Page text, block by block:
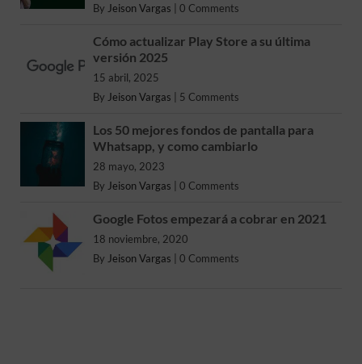
By Jeison Vargas | 0 Comments
Cómo actualizar Play Store a su última
versión 2025
15 abril, 2025
By Jeison Vargas | 5 Comments
Los 50 mejores fondos de pantalla para
Whatsapp, y como cambiarlo
28 mayo, 2023
By Jeison Vargas | 0 Comments
Google Fotos empezará a cobrar en 2021
18 noviembre, 2020
By Jeison Vargas | 0 Comments